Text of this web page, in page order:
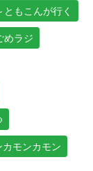
もこんが行く
めラジ
モンカモン